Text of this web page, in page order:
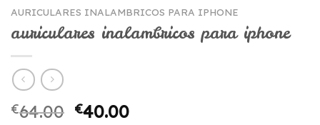
AURICULARES INALAMBRICOS PARA IPHONE
auriculares inalambricos para iphone
€64.00 €40.00